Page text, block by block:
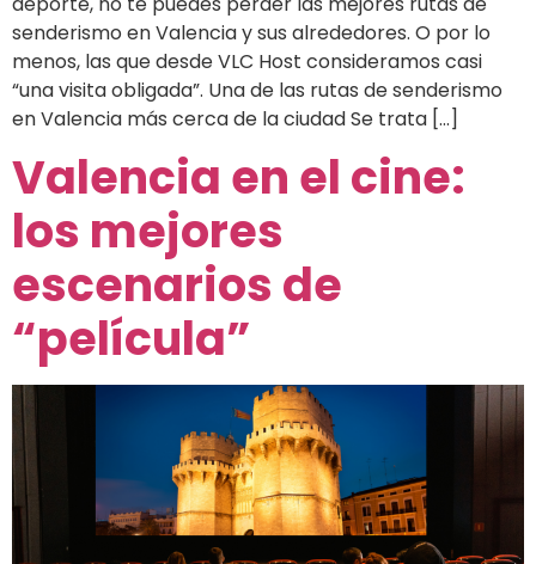
senderismo en Valencia y sus alrededores. O por lo
menos, las que desde VLC Host consideramos casi
“una visita obligada”. Una de las rutas de senderismo
en Valencia más cerca de la ciudad Se trata […]
Valencia en el cine:
los mejores
escenarios de
“película”